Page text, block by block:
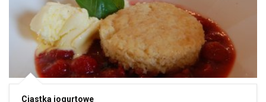
Ciastka jogurtowe